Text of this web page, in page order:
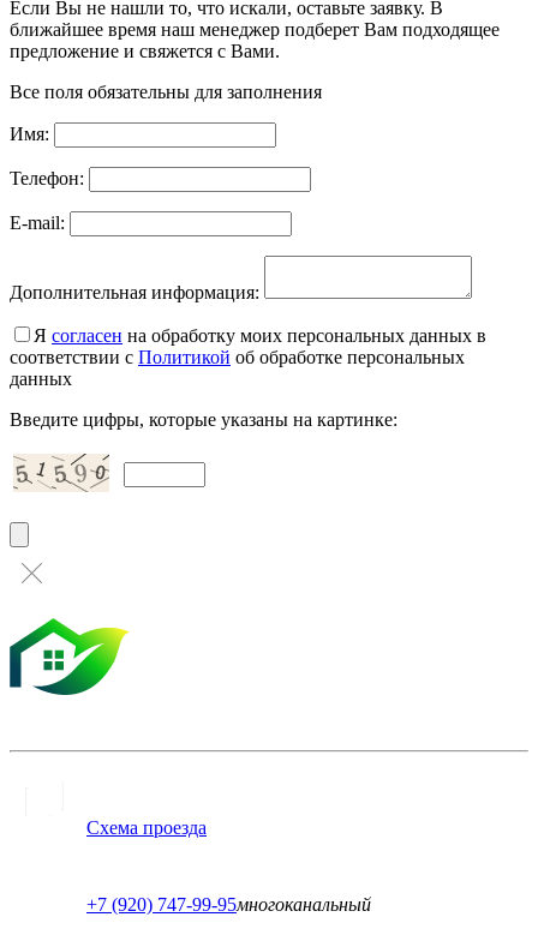
Если Вы не нашли то, что искали, оставьте заявку. В
ближайшее время наш менеджер подберет Вам подходящее
предложение и свяжется с Вами.
Все поля обязательны для заполнения
Имя:
Телефон:
E-mail:
Дополнительная информация:
Я согласен на обработку моих персональных данных в
соответствии с Политикой об обработке персональных
данных
Введите цифры, которые указаны на картинке:
Схема проезда
+7 (920) 747-99-95многоканальный